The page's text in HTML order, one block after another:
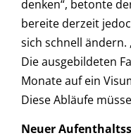
denken“, betonte
bereite derzeit
sich schnell ändern.
Die ausgebildeten
Monate auf ein
Diese Abläufe
Neuer